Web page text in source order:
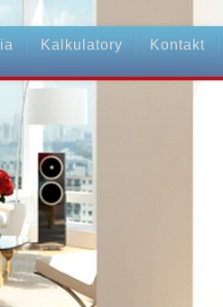
Kalkulatory Kontakt